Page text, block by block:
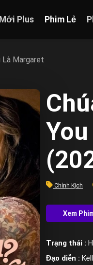
Plus Phim Lẻ
Margaret
Chính Kịch
Trạng thái :
Đạo diễn :